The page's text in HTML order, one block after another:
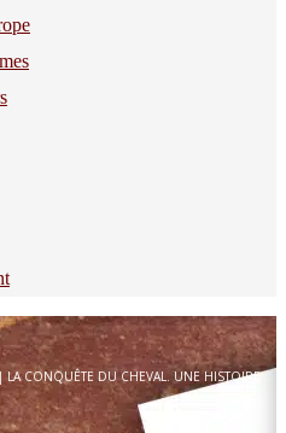
LA CONQUÊTE DU CHEVAL. UNE HISTOIRE